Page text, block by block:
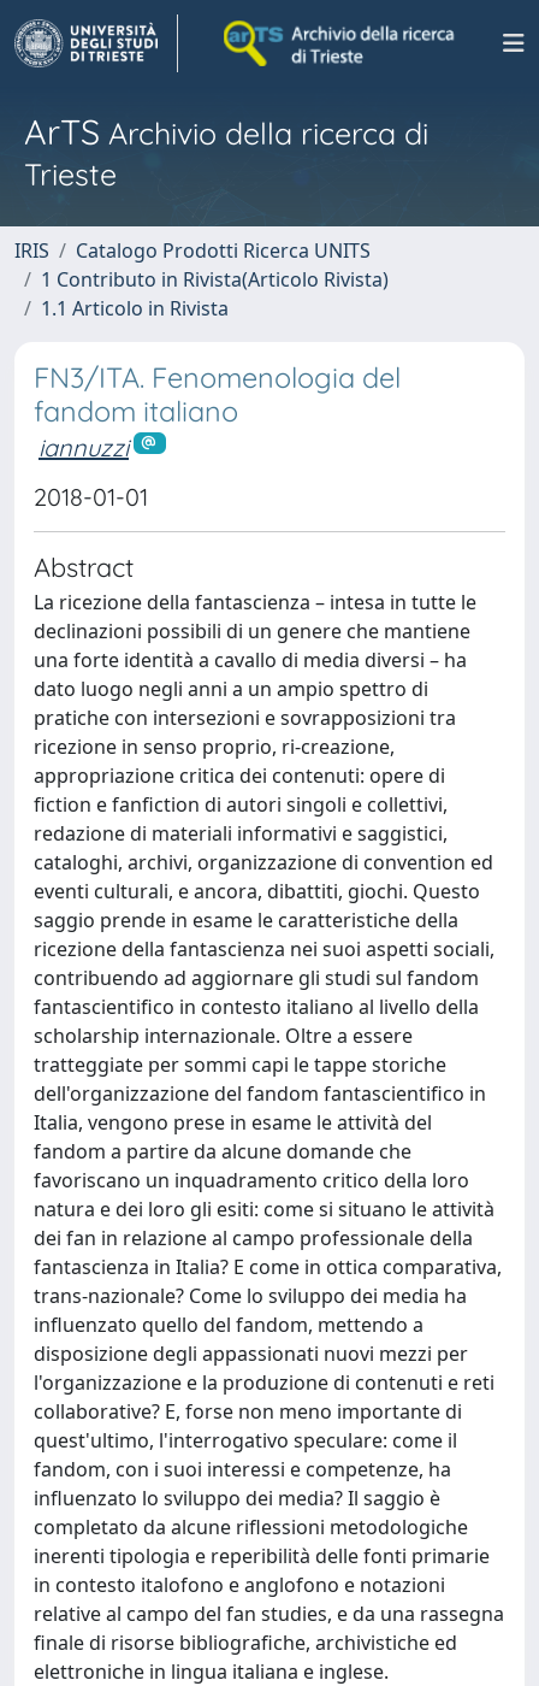
ArTS Archivio della ricerca di
Trieste
IRIS
Catalogo Prodotti Ricerca UNITS
1 Contributo in Rivista(Articolo Rivista)
1.1 Articolo in Rivista
FN3/ITA. Fenomenologia del
fandom italiano
iannuzzi
2018-01-01
Abstract
La ricezione della fantascienza – intesa in tutte le
declinazioni possibili di un genere che mantiene
una forte identità a cavallo di media diversi – ha
dato luogo negli anni a un ampio spettro di
pratiche con intersezioni e sovrapposizioni tra
ricezione in senso proprio, ri-creazione,
appropriazione critica dei contenuti: opere di
fiction e fanfiction di autori singoli e collettivi,
redazione di materiali informativi e saggistici,
cataloghi, archivi, organizzazione di convention ed
eventi culturali, e ancora, dibattiti, giochi. Questo
saggio prende in esame le caratteristiche della
ricezione della fantascienza nei suoi aspetti sociali,
contribuendo ad aggiornare gli studi sul fandom
fantascientifico in contesto italiano al livello della
scholarship internazionale. Oltre a essere
tratteggiate per sommi capi le tappe storiche
dell'organizzazione del fandom fantascientifico in
Italia, vengono prese in esame le attività del
fandom a partire da alcune domande che
favoriscano un inquadramento critico della loro
natura e dei loro gli esiti: come si situano le attività
dei fan in relazione al campo professionale della
fantascienza in Italia? E come in ottica comparativa,
trans-nazionale? Come lo sviluppo dei media ha
influenzato quello del fandom, mettendo a
disposizione degli appassionati nuovi mezzi per
l'organizzazione e la produzione di contenuti e reti
collaborative? E, forse non meno importante di
quest'ultimo, l'interrogativo speculare: come il
fandom, con i suoi interessi e competenze, ha
influenzato lo sviluppo dei media? Il saggio è
completato da alcune riflessioni metodologiche
inerenti tipologia e reperibilità delle fonti primarie
in contesto italofono e anglofono e notazioni
relative al campo del fan studies, e da una rassegna
finale di risorse bibliografiche, archivistiche ed
elettroniche in lingua italiana e inglese.